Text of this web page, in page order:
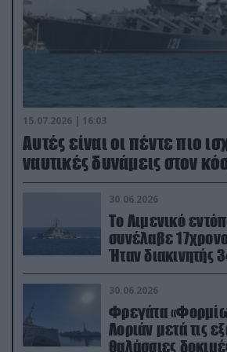
15.07.2026 | 16:03
Aυτές είναι οι πέντε πιο
ναυτικές δυνάμεις στον
30.06.2026
Το Λιμενικό
συνέλαβε
Ήταν διακινητής
μεταναστών
30.06.2026
Φρεγάτα
Λοριάν μετά τις
θαλάσσιες δοκιμές στον